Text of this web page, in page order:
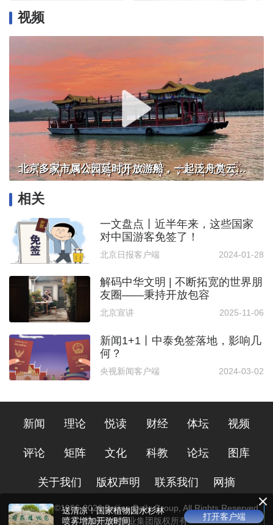
视频
北京多家市属公园延时开放游船，一起泛舟赏云霞！
相关
一文盘点丨近半年来，这些国家
对中国游客免签了！
北京日报客户端 2024-01-28
解码中华文明 | 不断拓宽的世界朋
友圈——秉持开放包容
北京宣讲 2025-11-06
新闻1+1丨中泰免签落地，影响几
何？
央视新闻客户端 2024-03-02
新闻 理论 悦读 财经 体坛 视频
评论 矩阵 文化 科教 论坛 图库
关于我们 版权声明 联系我们 网摘
Copyright ©1996-2026Beijing Daily Group, All Rights Reserved
北京日报报业集团版权所有
京城博物馆进入“夏令时”，外
地游客给“周一开放日”点赞
打开客户端